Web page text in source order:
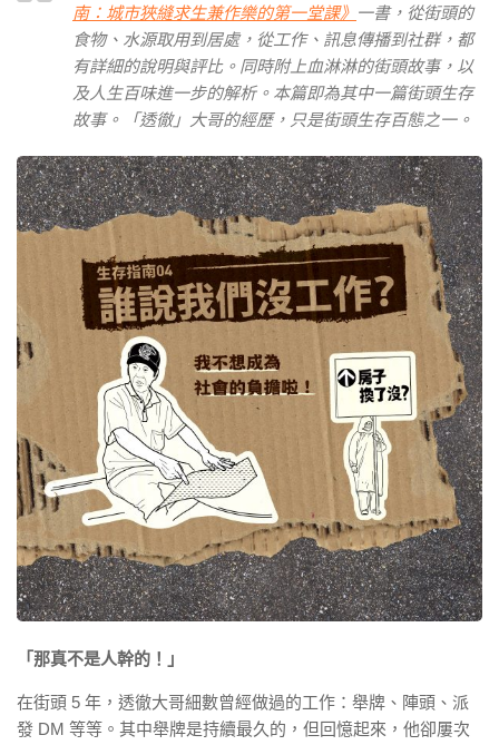
南：城市狹縫求生兼作樂的第一堂課》 一書，從街頭的
食物、水源取用到居處，從工作、訊息傳播到社群，都
有詳細的說明與評比。同時附上血淋淋的街頭故事，以
及人生百味進一步的解析。本篇即為其中一篇街頭生存
故事。「透徹」大哥的經歷，只是街頭生存百態之一。
「那真不是人幹的！」
在街頭 5 年，透徹大哥細數曾經做過的工作：舉牌、陣頭、派
發 DM 等等。其中舉牌是持續最久的，但回憶起來，他卻屢次